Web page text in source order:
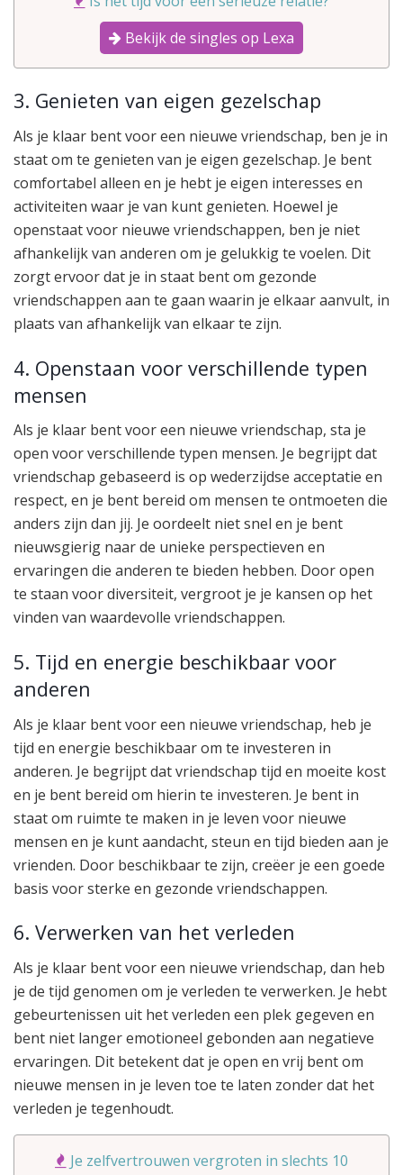
Bekijk de singles op Lexa
3. Genieten van eigen gezelschap
Als je klaar bent voor een nieuwe vriendschap, ben je in
staat om te genieten van je eigen gezelschap. Je bent
comfortabel alleen en je hebt je eigen interesses en
activiteiten waar je van kunt genieten. Hoewel je
openstaat voor nieuwe vriendschappen, ben je niet
afhankelijk van anderen om je gelukkig te voelen. Dit
zorgt ervoor dat je in staat bent om gezonde
vriendschappen aan te gaan waarin je elkaar aanvult, in
plaats van afhankelijk van elkaar te zijn.
4. Openstaan voor verschillende typen
mensen
Als je klaar bent voor een nieuwe vriendschap, sta je
open voor verschillende typen mensen. Je begrijpt dat
vriendschap gebaseerd is op wederzijdse acceptatie en
respect, en je bent bereid om mensen te ontmoeten die
anders zijn dan jij. Je oordeelt niet snel en je bent
nieuwsgierig naar de unieke perspectieven en
ervaringen die anderen te bieden hebben. Door open
te staan voor diversiteit, vergroot je je kansen op het
vinden van waardevolle vriendschappen.
5. Tijd en energie beschikbaar voor
anderen
Als je klaar bent voor een nieuwe vriendschap, heb je
tijd en energie beschikbaar om te investeren in
anderen. Je begrijpt dat vriendschap tijd en moeite kost
en je bent bereid om hierin te investeren. Je bent in
staat om ruimte te maken in je leven voor nieuwe
mensen en je kunt aandacht, steun en tijd bieden aan je
vrienden. Door beschikbaar te zijn, creëer je een goede
basis voor sterke en gezonde vriendschappen.
6. Verwerken van het verleden
Als je klaar bent voor een nieuwe vriendschap, dan heb
je de tijd genomen om je verleden te verwerken. Je hebt
gebeurtenissen uit het verleden een plek gegeven en
bent niet langer emotioneel gebonden aan negatieve
ervaringen. Dit betekent dat je open en vrij bent om
nieuwe mensen in je leven toe te laten zonder dat het
verleden je tegenhoudt.
Je zelfvertrouwen vergroten in slechts 10